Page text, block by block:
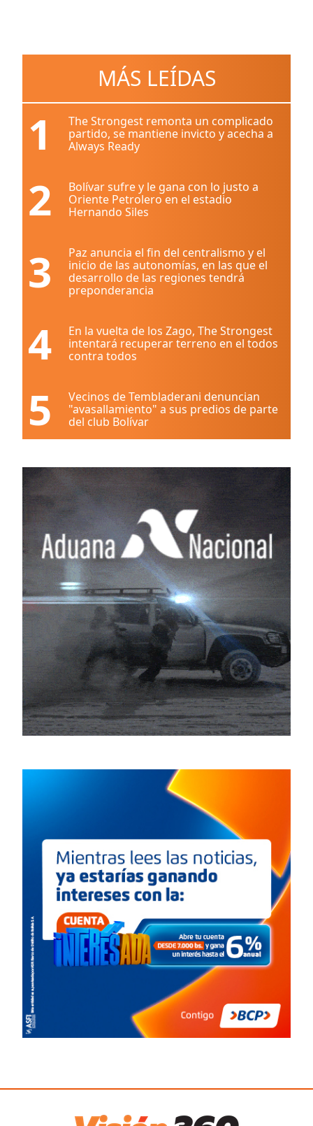
MÁS LEÍDAS
1
The Strongest remonta un complicado
partido, se mantiene invicto y acecha a
Always Ready
2
Bolívar sufre y le gana con lo justo a
Oriente Petrolero en el estadio
Hernando Siles
3
Paz anuncia el fin del centralismo y el
inicio de las autonomías, en las que el
desarrollo de las regiones tendrá
preponderancia
4
En la vuelta de los Zago, The Strongest
intentará recuperar terreno en el todos
contra todos
5
Vecinos de Tembladerani denuncian
"avasallamiento" a sus predios de parte
del club Bolívar